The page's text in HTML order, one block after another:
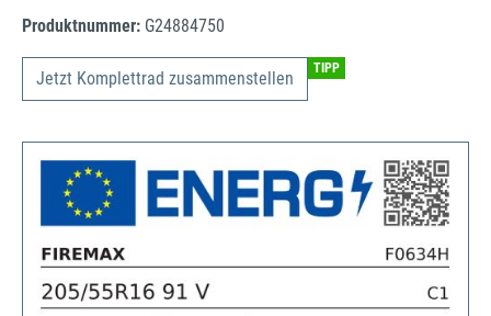
Produktnummer: G24884750
Jetzt Komplettrad zusammenstellen TIPP